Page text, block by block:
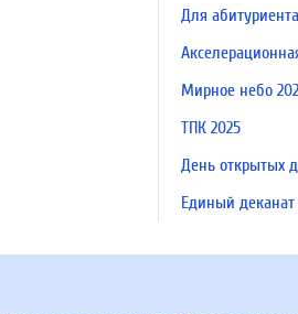
Для абитуриента
Мирное небо
ТПК 2025
День открытых
Единый деканат